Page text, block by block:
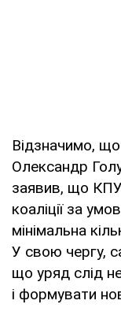
Відзначимо,
Олександр
заявив, що КПУ
коаліції за
мінімальна
У свою чергу,
що уряд слід
і формувати